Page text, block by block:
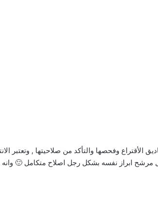
الأقتراع وفحصها والتأكد من صلاحيتها ,
كل مرشح ابراز نفسه بشكل رجل اصلاح متكامل 🙂